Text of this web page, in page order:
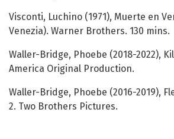
Visconti, Luchino (1971), Muerte en
Venezia). Warner Brothers. 130 mins.
Waller-Bridge, Phoebe (2018-2022),
America Original Production.
Waller-Bridge, Phoebe (2016-2019),
2. Two Brothers Pictures.